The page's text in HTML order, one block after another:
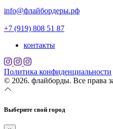
info@флайбордеры.рф
+7 (919) 808 51 87
контакты
Политика конфиденциальности
© 2026. флайборды. Все права
Выберите свой город